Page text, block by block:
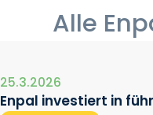
Alle
25.3.2026
Enpal investiert in